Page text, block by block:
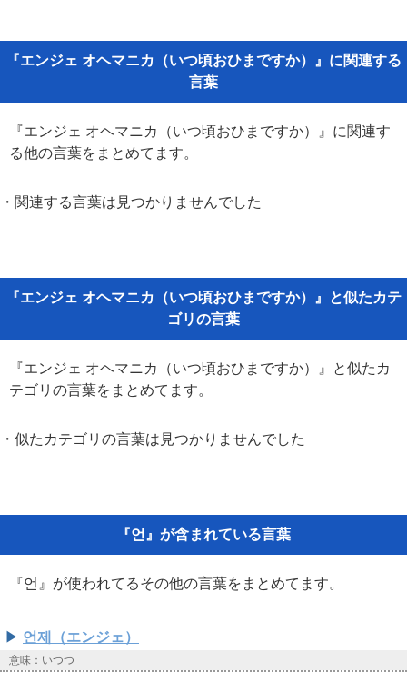
『エンジェ オヘマニカ（いつ頃おひまですか）』に関連する
言葉
『エンジェ オヘマニカ（いつ頃おひまですか）』に関連す
る他の言葉をまとめてます。
・関連する言葉は見つかりませんでした
『エンジェ オヘマニカ（いつ頃おひまですか）』と似たカテ
ゴリの言葉
『エンジェ オヘマニカ（いつ頃おひまですか）』と似たカ
テゴリの言葉をまとめてます。
・似たカテゴリの言葉は見つかりませんでした
『언』が含まれている言葉
『언』が使われてるその他の言葉をまとめてます。
언제（エンジェ）
意味：いつつ